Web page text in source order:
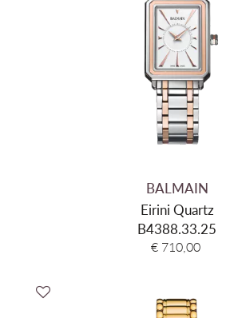
BALMAIN
Eirini Quartz
B4388.33.25
€ 710,00